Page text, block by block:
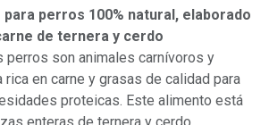
perros 100% natural, elaborado
de ternera y cerdo
perros son animales carnívoros y
rica en carne y grasas de calidad para
proteicas. Este alimento está